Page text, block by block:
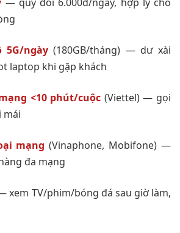
5G/ngày (180GB/tháng) — dư xài
laptop khi gặp khách
<10 phút/cuộc (Viettel) — gọi
mái
mạng (Vinaphone, Mobifone) —
đa mạng
xem TV/phim/bóng đá sau giờ làm,